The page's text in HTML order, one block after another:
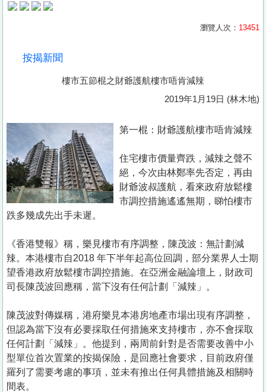
產
業
手
冊
關
我
們
瀏覽人次： 13451
按揭新聞
樓市五節棍之財爺護航樓市唔肯減辣
2019年1月19日 (林木地)
第一棍：財爺護航樓市唔肯減辣
住宅樓市價量齊跌，減辣之聲不
絕，今次由林鄭率先否定，再由
財爺波叔護航，看來政府放鬆樓
市調控措施遙遙無期，睇怕樓市
跌多幾成先出手未遲。
《香港雙報》稱，樂見樓市有序調整，陳茂波：無計劃減
辣。本港樓市自2018 年下半年起高位回調，部分業界人士期
望香港政府放鬆樓市調控措施。在亞洲金融論壇上，財政司
司長陳茂波回應稱，當下沒有任何計劃「減辣」。
陳茂波對傳媒稱，港府樂見本港房地產市場出現有序調整，
但認為當下沒有必要採取任何措施來支持樓市，亦不會採取
任何計劃「減辣」。他提到，兩周前針對是否需要改善中小
型單位首次置業的按揭保險，是回應社會要求，目前政府僅
羅列了需要考慮的事項，並未有推出任何具體措施及相關時
間表。